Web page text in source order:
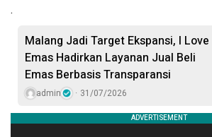
.
Malang Jadi Target Ekspansi, I Love
Emas Hadirkan Layanan Jual Beli
Emas Berbasis Transparansi
admin 31/07/2026